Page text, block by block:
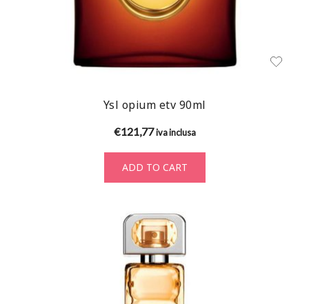
Ysl opium etv 90ml
€121,77 iva inclusa
ADD TO CART